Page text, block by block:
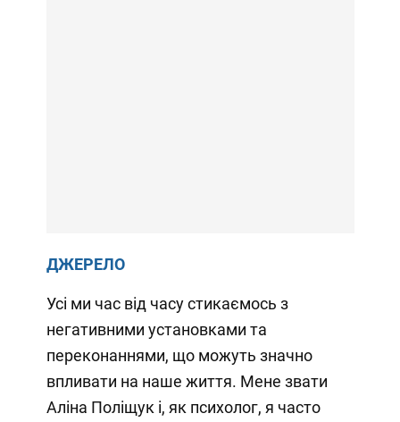
ДЖЕРЕЛО
Усі ми час від часу стикаємось з
негативними установками та
переконаннями, що можуть значно
впливати на наше життя. Мене звати
Аліна Поліщук і, як психолог, я часто